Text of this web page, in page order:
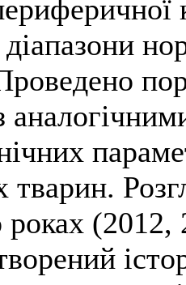
тварин.
(2012,